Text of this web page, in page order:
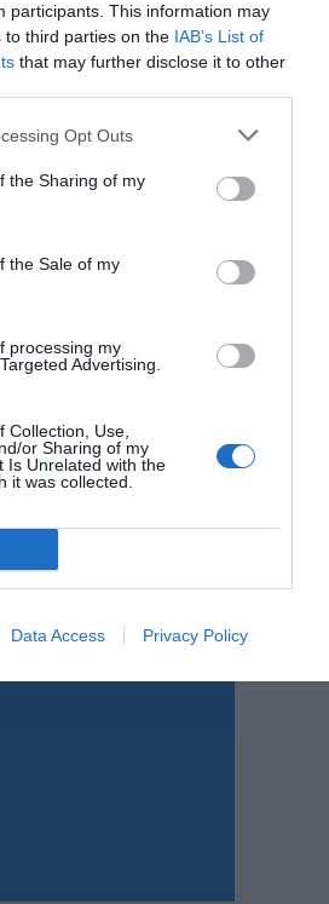
participants. This information may
to third parties on the IAB’s List of
that may further disclose it to other
Opt Outs
the Sharing of my
the Sale of my
processing my
Advertising.
Collection, Use,
or Sharing of my
Is Unrelated with the
it was collected.
Data Access Privacy Policy